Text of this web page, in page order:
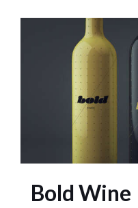
Bold Wine